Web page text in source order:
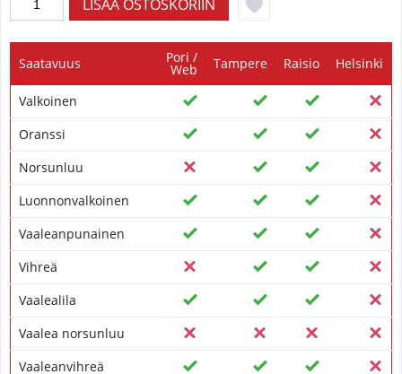
Saatavuus Pori /
Web Tampere Raisio Helsinki
Valkoinen
Oranssi
Norsunluu
Luonnonvalkoinen
Vaaleanpunainen
Vihreä
Vaalealila
Vaalea norsunluu
Vaaleanvihreä